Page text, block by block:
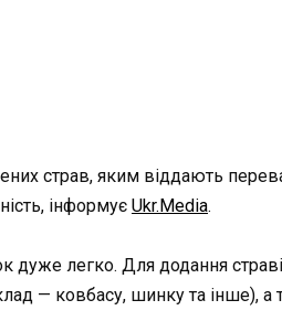
страв, яким віддають
інформує Ukr.Media.
дуже легко. Для додання
— ковбасу, шинку та інше),